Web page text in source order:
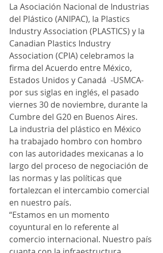
La Asociación Nacional de Industrias
del Plástico (ANIPAC), la Plastics
Industry Association (PLASTICS) y la
Canadian Plastics Industry
Association (CPIA) celebramos la
firma del Acuerdo entre México,
Estados Unidos y Canadá  -USMCA-
por sus siglas en inglés, el pasado
viernes 30 de noviembre, durante la
Cumbre del G20 en Buenos Aires.
La industria del plástico en México
ha trabajado hombro con hombro
con las autoridades mexicanas a lo
largo del proceso de negociación de
las normas y las políticas que
fortalezcan el intercambio comercial
en nuestro país.
“Estamos en un momento
coyuntural en lo referente al
comercio internacional. Nuestro país